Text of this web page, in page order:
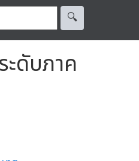
🔍︎
ดับภาค